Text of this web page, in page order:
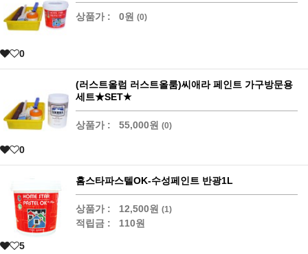
상품가 : 0원 (0)
0
(러스트올럼 러스트올룸)씨애라 페인트 가구방문용
세트★SET★
상품가 : 55,000원 (0)
0
홈스타파스텔OK-수성페인트 반광1L
상품가 : 12,500원 (1)
적립금 : 110원
5